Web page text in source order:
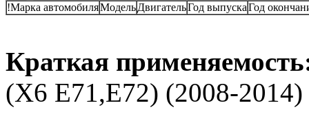
!Марка автомобиляМодельДвигательГод выпускаГод
Краткая
(X6 E71,E72) (2008-2014)